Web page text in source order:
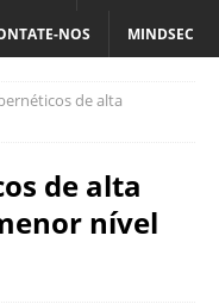
NOS MINDSEC
de alta
de alta
nível